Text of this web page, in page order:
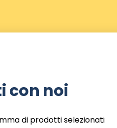
con noi
di prodotti selezionati